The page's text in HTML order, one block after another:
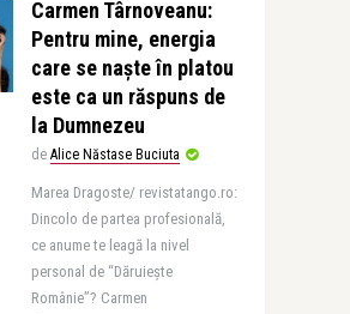
Carmen Târnoveanu:
Pentru mine, energia
care se naște în platou
este ca un răspuns de
la Dumnezeu
de Alice Năstase Buciuta
Marea Dragoste/ revistatango.ro:
Dincolo de partea profesională,
ce anume te leagă la nivel
personal de “Dăruiește
Românie”? Carmen